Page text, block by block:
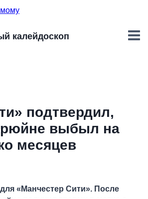
калейдоскоп
подтвердил,
выбыл на
месяцев
«Манчестер Сити». После